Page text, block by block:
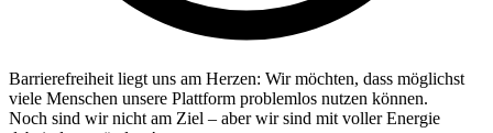
Barrierefreiheit liegt uns am Herzen: Wir möchten, dass möglichst
viele Menschen unsere Plattform problemlos nutzen können.
Noch sind wir nicht am Ziel – aber wir sind mit voller Energie